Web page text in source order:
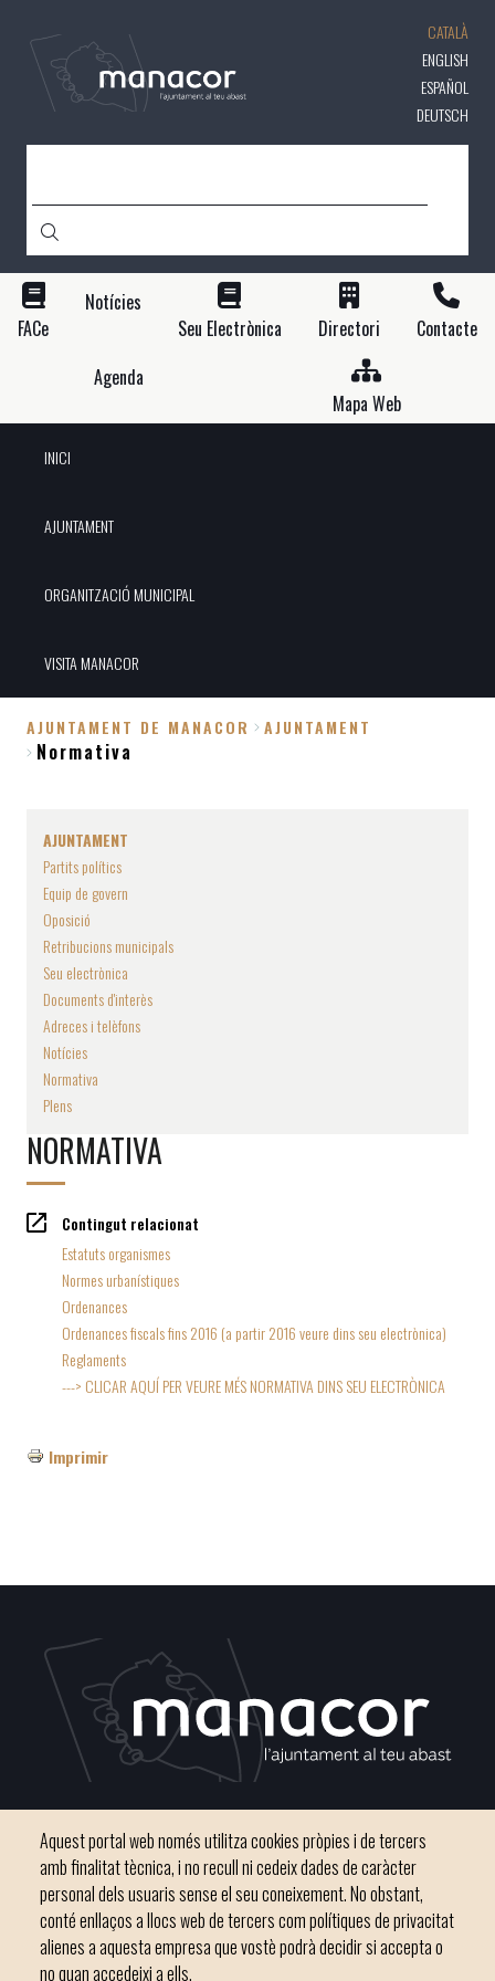
contingut
CATALÀ
ENGLISH
ESPAÑOL
DEUTSCH
FACe
Notícies
Seu Electrònica
Directori
Contacte
Agenda
Mapa Web
INICI
AJUNTAMENT
ORGANITZACIÓ MUNICIPAL
VISITA MANACOR
Fil
AJUNTAMENT DE MANACOR AJUNTAMENT
Normativa
AJUNTAMENT
Partits polítics
Equip de govern
Oposició
Retribucions municipals
Seu electrònica
Documents d'interès
Adreces i telèfons
Notícies
Normativa
Plens
NORMATIVA
Contingut relacionat
Estatuts organismes
Normes urbanístiques
Ordenances
Ordenances fiscals fins 2016 (a partir 2016 veure dins seu electrònica)
Reglaments
---> CLICAR AQUÍ PER VEURE MÉS NORMATIVA DINS SEU ELECTRÒNICA
Imprimir
Telèfon 971 84 91 00 - CIF: P0703300D
Aquest portal web només utilitza cookies pròpies i de tercers
amb finalitat tècnica, i no recull ni cedeix dades de caràcter
personal dels usuaris sense el seu coneixement. No obstant,
conté enllaços a llocs web de tercers com polítiques de privacitat
alienes a aquesta empresa que vostè podrà decidir si accepta o
no quan accedeixi a ells.